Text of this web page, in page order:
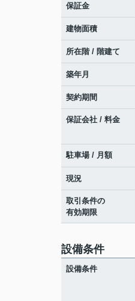
保証金
建物面積
所在階 / 階建て
築年月
契約期間
保証会社 / 料金
駐車場 / 月額
現況
取引条件の
有効期限
設備条件
設備条件